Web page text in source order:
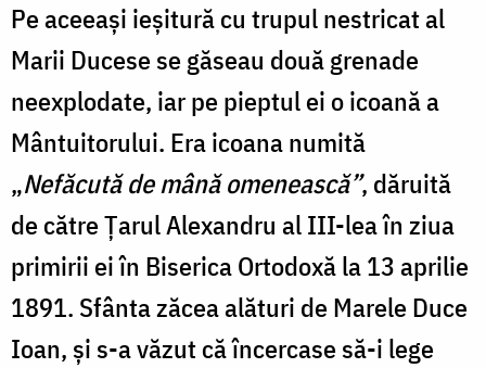
Pe aceeași ieșitură cu trupul nestricat al
Marii Ducese se găseau două grenade
neexplodate, iar pe pieptul ei o icoană a
Mântuitorului. Era icoana numită
„Nefăcută de mână omenească”, dăruită
de către Țarul Alexandru al III-lea în ziua
primirii ei în Biserica Ortodoxă la 13 aprilie
1891. Sfânta zăcea alături de Marele Duce
Ioan, și s-a văzut că încercase să-i lege